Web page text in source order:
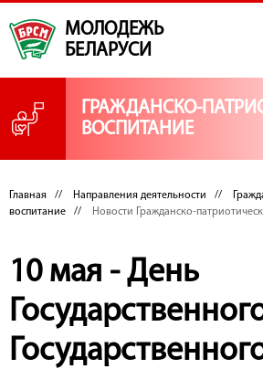
МОЛОДЕЖЬ
БЕЛАРУСИ
ГРАЖДАНСКО-
ВОСПИТАНИЕ
Главная // Направления деятельности //
воспитание // Новости Гражданско-
10 мая - День